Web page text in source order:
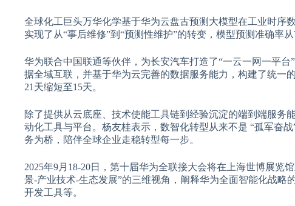
全球化工巨头万华化学基于华为云盘古预测大模型在工业时序
实现了从“事后维修”到“预测性维护”的转变，模型预测准确率
华为联合中国联通等伙伴，为长安汽车打造了“一云一网一平
据全域互联，并基于华为云完善的数据服务能力，构建了统一
21天缩短至15天。
除了提供从云底座、技术使能工具链到经验沉淀的端到端服务
动化工具与平台。杨友桂表示，数智化转型从来不是 “孤军奋
务为桥，陪伴全球企业走稳转型每一步。
2025年9月18-20日，第十届华为全联接大会将在上海世博展览
景-产业技术-生态发展”的三维视角，阐释华为全面智能化战略
开发工具等。